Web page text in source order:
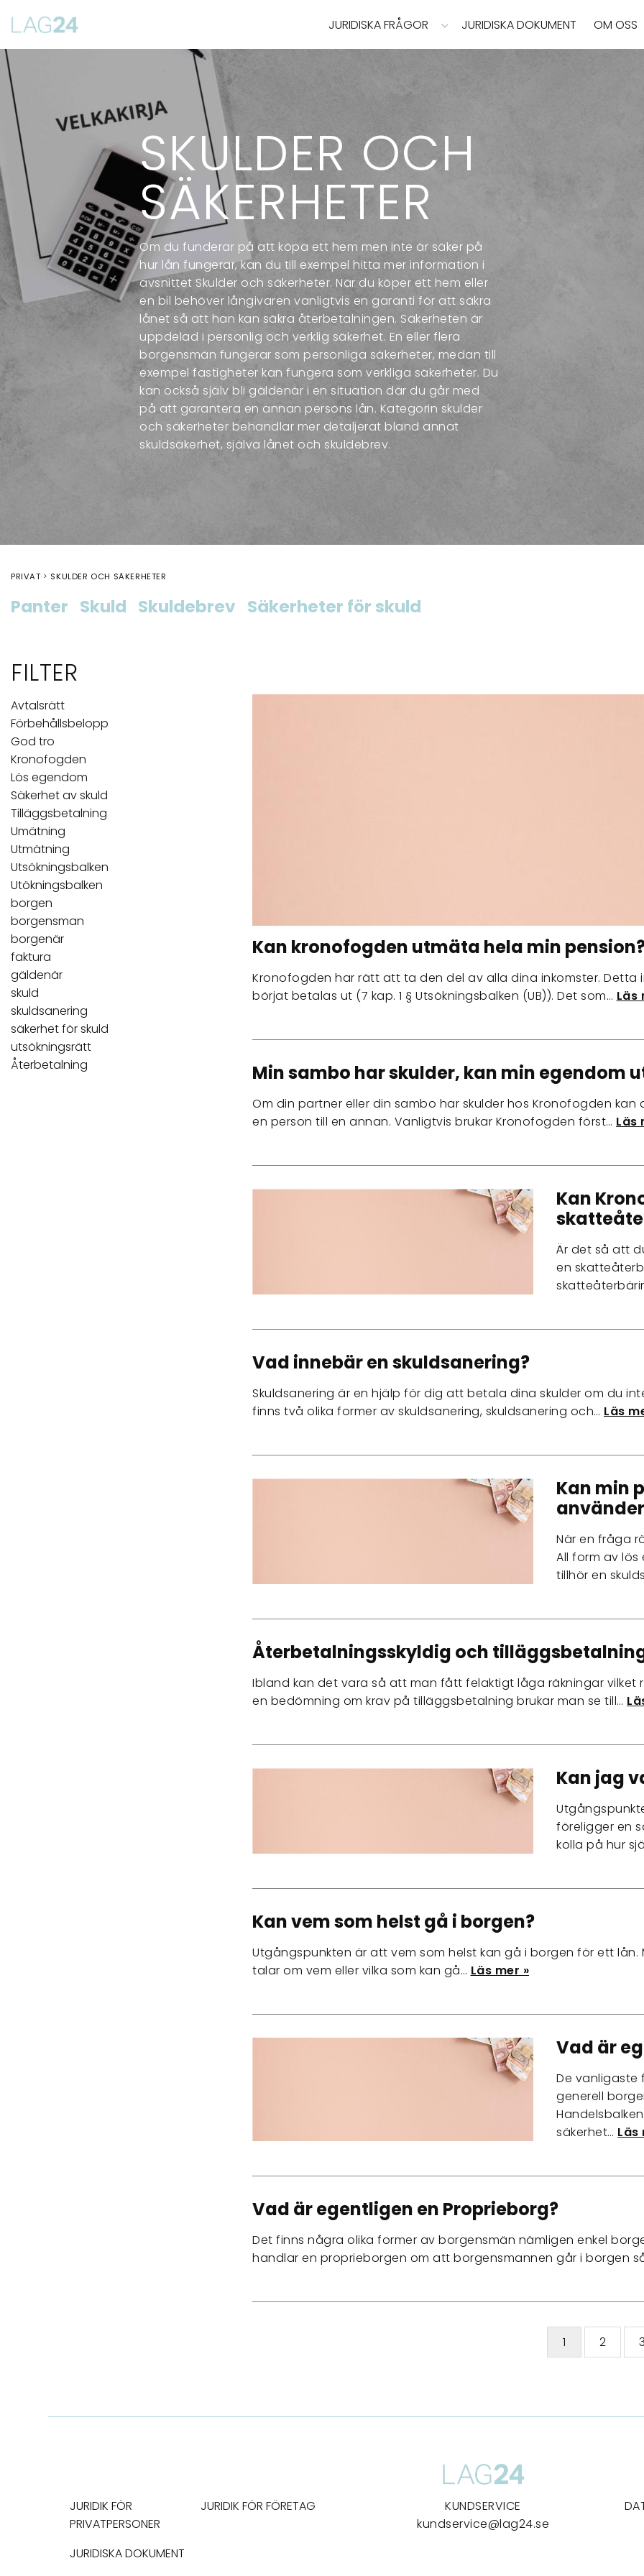
suoraan
JURIDISKA FRÅGOR JURIDISKA DOKUMENT OM OSS
SKULDER OCH
SÄKERHETER
Om du funderar på att köpa ett hem men inte är säker på
hur lån fungerar, kan du till exempel hitta mer information i
avsnittet Skulder och säkerheter. När du köper ett hem eller
en bil behöver långivaren vanligtvis en garanti för att säkra
lånet så att han kan säkra återbetalningen. Säkerheten är
uppdelad i personlig och verklig säkerhet. En eller flera
borgensmän fungerar som personliga säkerheter, medan till
exempel fastigheter kan fungera som verkliga säkerheter. Du
kan också själv bli gäldenär i en situation där du går med
på att garantera en annan persons lån. Kategorin skulder
och säkerheter behandlar mer detaljerat bland annat
skuldsäkerhet, själva lånet och skuldebrev.
PRIVAT SKULDER OCH SÄKERHETER
Panter Skuld Skuldebrev Säkerheter för skuld
FILTER
Avtalsrätt
Förbehållsbelopp
God tro
Kronofogden
Lös egendom
Säkerhet av skuld
Tilläggsbetalning
Umätning
Utmätning
Utsökningsbalken
Utökningsbalken
borgen
borgensman
borgenär
faktura
gäldenär
skuld
skuldsanering
säkerhet för skuld
utsökningsrätt
Återbetalning
Kan kronofogden utmäta hela min
Kronofogden har rätt att ta den del av alla dina inkomster. Detta
börjat betalas ut (7 kap. 1 § Utsökningsbalken (UB)). Det som… Läs
Min sambo har skulder, kan min egendom
Om din partner eller din sambo har skulder hos Kronofogden
en person till en annan. Vanligtvis brukar Kronofogden först… Läs
Kan
Är det så att
en
Vad innebär en skuldsanering?
Skuldsanering är en hjälp för dig att betala dina skulder om du
finns två olika former av skuldsanering, skuldsanering och… Läs
Kan min
När en fråga
All form av
tillhör en
Återbetalningsskyldig och
Ibland kan det vara så att man fått felaktigt låga räkningar
en bedömning om krav på tilläggsbetalning brukar man se till…
Kan jag
föreligger en
kolla på hur
Kan vem som helst gå i borgen?
Utgångspunkten är att vem som helst kan gå i borgen för ett
talar om vem eller vilka som kan gå… Läs mer »
Vad är
De vanligaste
generell
säkerhet… Läs
Vad är egentligen en Proprieborg?
Det finns några olika former av borgensmän nämligen enkel
handlar en proprieborgen om att borgensmannen går i borgen
1 2
JURIDIK FÖR
PRIVATPERSONER
JURIDIK FÖR FÖRETAG
JURIDISKA DOKUMENT
KUNDSERVICE
kundservice@lag24.se